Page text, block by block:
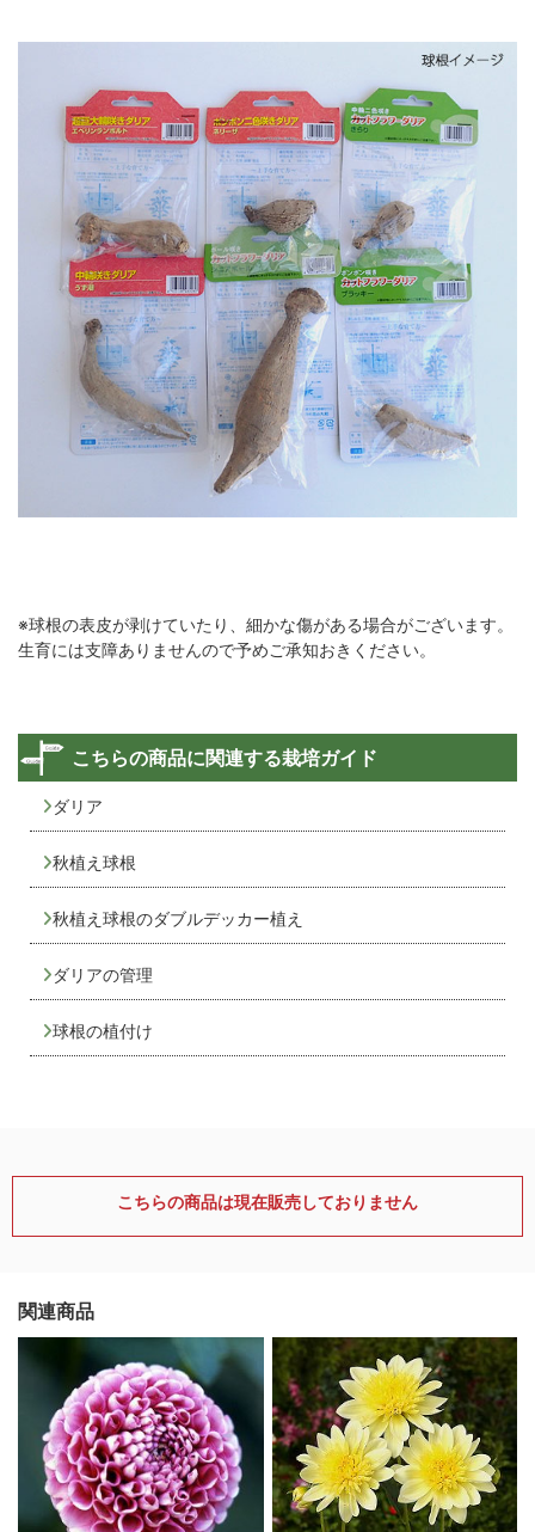
※球根の表皮が剥けていたり、細かな傷がある場合がございます。
生育には支障ありませんので予めご承知おきください。
こちらの商品に関連する栽培ガイド
ダリア
秋植え球根
秋植え球根のダブルデッカー植え
ダリアの管理
球根の植付け
こちらの商品は現在販売しておりません
関連商品